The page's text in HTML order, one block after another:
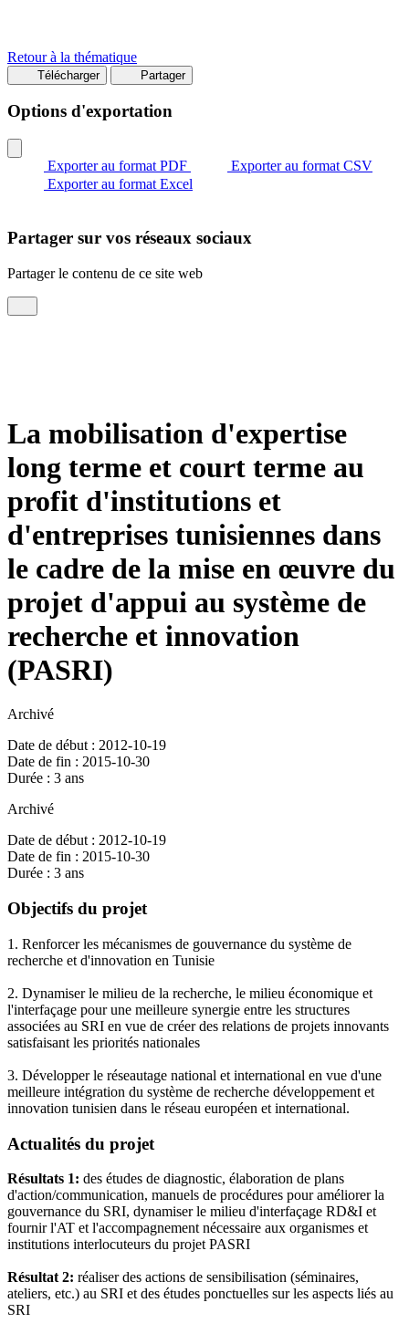
Retour à la thématique
Télécharger Partager
Options d'exportation
Exporter au format PDF
Exporter au format CSV
Exporter au format Excel
Partager sur vos réseaux sociaux
Partager le contenu de ce site web
La mobilisation d'expertise
long terme et court terme au
profit d'institutions et
d'entreprises tunisiennes dans
le cadre de la mise en œuvre du
projet d'appui au système de
recherche et innovation
(PASRI)
Archivé
Date de début : 2012-10-19
Date de fin : 2015-10-30
Durée : 3 ans
Archivé
Date de début : 2012-10-19
Date de fin : 2015-10-30
Durée : 3 ans
Objectifs du projet
1. Renforcer les mécanismes de gouvernance du système de
recherche et d'innovation en Tunisie
2. Dynamiser le milieu de la recherche, le milieu économique et
l'interfaçage pour une meilleure synergie entre les structures
associées au SRI en vue de créer des relations de projets innovants
satisfaisant les priorités nationales
3. Développer le réseautage national et international en vue d'une
meilleure intégration du système de recherche développement et
innovation tunisien dans le réseau européen et international.
Actualités du projet
Résultats 1: des études de diagnostic, élaboration de plans
d'action/communication, manuels de procédures pour améliorer la
gouvernance du SRI, dynamiser le milieu d'interfaçage RD&I et
fournir l'AT et l'accompagnement nécessaire aux organismes et
institutions interlocuteurs du projet PASRI
Résultat 2: réaliser des actions de sensibilisation (séminaires,
ateliers, etc.) au SRI et des études ponctuelles sur les aspects liés au
SRI